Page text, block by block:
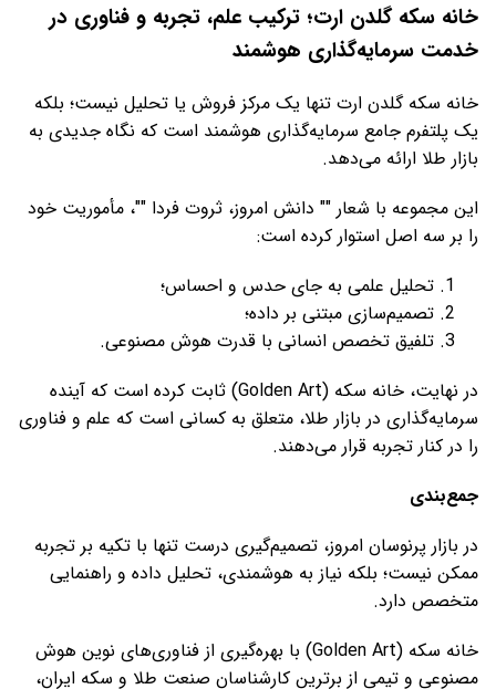
خانه سکه گلدن ارت؛ ترکیب علم، تجربه و فناوری در
خدمت سرمایه‌گذاری هوشمند
خانه سکه گلدن ارت تنها یک مرکز فروش یا تحلیل نیست؛ بلکه
یک پلتفرم جامع سرمایه‌گذاری هوشمند است که نگاه جدیدی به
بازار طلا ارائه می‌دهد.
این مجموعه با شعار "" دانش امروز، ثروت فردا ""، مأموریت خود
را بر سه اصل استوار کرده است:
تحلیل علمی به جای حدس و احساس؛
تصمیم‌سازی مبتنی بر داده؛
تلفیق تخصص انسانی با قدرت هوش مصنوعی.
در نهایت، خانه سکه (Golden Art) ثابت کرده است که آینده
سرمایه‌گذاری در بازار طلا، متعلق به کسانی است که علم و فناوری
را در کنار تجربه قرار می‌دهند.
جمع‌بندی
در بازار پرنوسان امروز، تصمیم‌گیری درست تنها با تکیه بر تجربه
ممکن نیست؛ بلکه نیاز به هوشمندی، تحلیل داده و راهنمایی
متخصص دارد.
خانه سکه (Golden Art) با بهره‌گیری از فناوری‌های نوین هوش
مصنوعی و تیمی از برترین کارشناسان صنعت طلا و سکه ایران،